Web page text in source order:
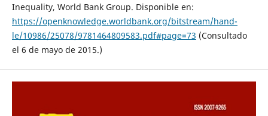
Inequality, World Bank Group. Disponible en:
https://openknowledge.worldbank.org/bitstream/hand-
le/10986/25078/9781464809583.pdf#page=73 (Consultado
el 6 de mayo de 2015.)